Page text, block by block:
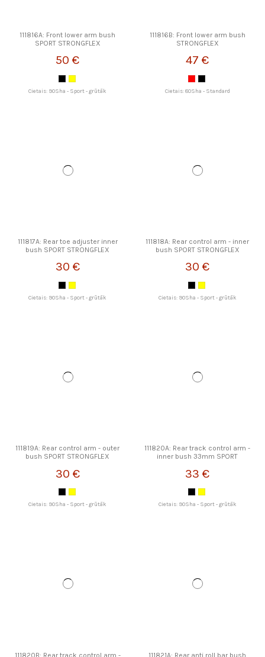
111816A: Front lower arm bush
SPORT STRONGFLEX
50 €
Cietais: 90Sha - Sport - grūtāk
111816B: Front lower arm bush
STRONGFLEX
47 €
Cietais: 80Sha - Standard
111817A: Rear toe adjuster inner
bush SPORT STRONGFLEX
30 €
Cietais: 90Sha - Sport - grūtāk
111818A: Rear control arm - inner
bush SPORT STRONGFLEX
30 €
Cietais: 90Sha - Sport - grūtāk
111819A: Rear control arm - outer
bush SPORT STRONGFLEX
30 €
Cietais: 90Sha - Sport - grūtāk
111820A: Rear track control arm -
inner bush 33mm SPORT
33 €
Cietais: 90Sha - Sport - grūtāk
111820B: Rear track control arm - 111821A: Rear anti roll bar bush